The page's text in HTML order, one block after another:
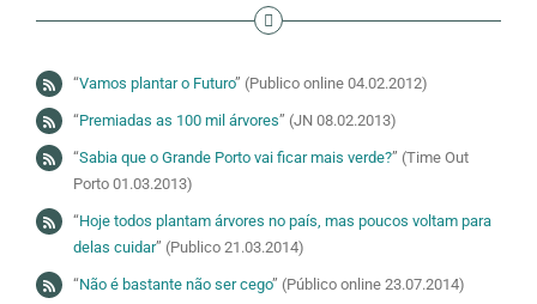
“Vamos plantar o Futuro” (Publico online 04.02.2012)
“Premiadas as 100 mil árvores” (JN 08.02.2013)
“Sabia que o Grande Porto vai ficar mais verde?” (Time Out
Porto 01.03.2013)
“Hoje todos plantam árvores no país, mas poucos voltam para
delas cuidar” (Publico 21.03.2014)
“Não é bastante não ser cego” (Público online 23.07.2014)